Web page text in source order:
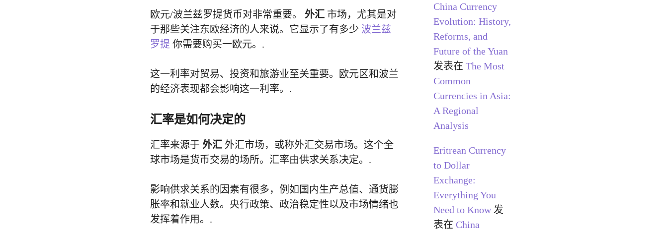
欧元/波兰兹罗提货币对非常重要。 外汇 市场，尤其是对
于那些关注东欧经济的人来说。它显示了有多少 波兰兹
罗提 你需要购买一欧元。.
这一利率对贸易、投资和旅游业至关重要。欧元区和波兰
的经济表现都会影响这一利率。.
汇率是如何决定的
汇率来源于 外汇 外汇市场，或称外汇交易市场。这个全
球市场是货币交易的场所。汇率由供求关系决定。.
影响供求关系的因素有很多，例如国内生产总值、通货膨
胀率和就业人数。央行政策、政治稳定性以及市场情绪也
发挥着作用。.
China Currency
Evolution: History,
Reforms, and
Future of the Yuan
发表在 The Most
Common
Currencies in Asia:
A Regional
Analysis
Eritrean Currency
to Dollar
Exchange:
Everything You
Need to Know发
表在 China